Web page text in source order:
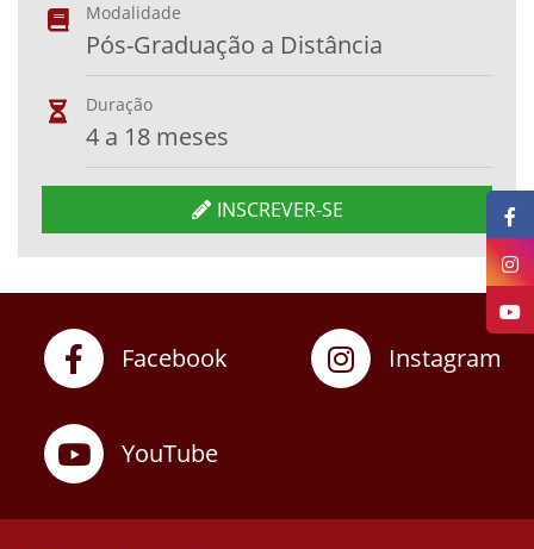
Modalidade
Pós-Graduação a Distância
Duração
4 a 18 meses
INSCREVER-SE
Facebook Instagram
YouTube